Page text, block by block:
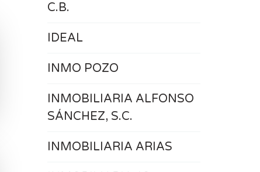
C.B.
IDEAL
INMO POZO
INMOBILIARIA ALFONSO
SÁNCHEZ, S.C.
INMOBILIARIA ARIAS